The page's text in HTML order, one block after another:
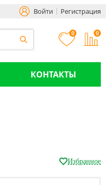
Войти Регистрация
0 0
КОНТАКТЫ
Избранное